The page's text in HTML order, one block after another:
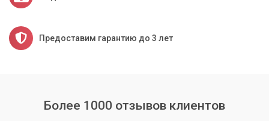
Предоставим гарантию до 3 лет
Более 1000 отзывов клиентов